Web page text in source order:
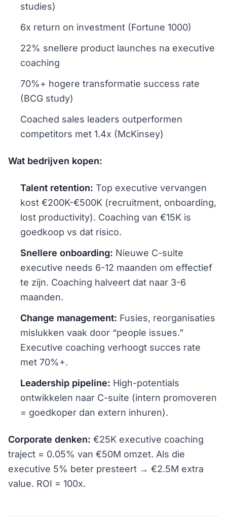
studies)
6x return on investment (Fortune 1000)
22% snellere product launches na executive
coaching
70%+ hogere transformatie success rate
(BCG study)
Coached sales leaders outperformen
competitors met 1.4x (McKinsey)
Wat bedrijven kopen:
Talent retention: Top executive vervangen
kost €200K-€500K (recruitment, onboarding,
lost productivity). Coaching van €15K is
goedkoop vs dat risico.
Snellere onboarding: Nieuwe C-suite
executive needs 6-12 maanden om effectief
te zijn. Coaching halveert dat naar 3-6
maanden.
Change management: Fusies, reorganisaties
mislukken vaak door “people issues.”
Executive coaching verhoogt succes rate
met 70%+.
Leadership pipeline: High-potentials
ontwikkelen naar C-suite (intern promoveren
= goedkoper dan extern inhuren).
Corporate denken: €25K executive coaching
traject = 0.05% van €50M omzet. Als die
executive 5% beter presteert → €2.5M extra
value. ROI = 100x.